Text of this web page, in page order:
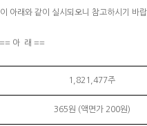
아래와 같이 실시되오니 참고하시기 바랍
== 아 래 ==
1,821,477주
365원 (액면가 200원)